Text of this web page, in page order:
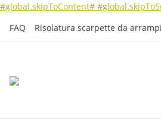
#global.skipToContent#
FAQ
Risolatura scarpette da